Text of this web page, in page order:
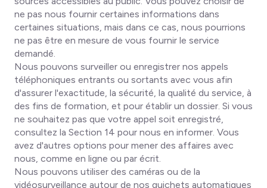
ne pas nous fournir certaines informations dans
certaines situations, mais dans ce cas, nous pourrions
ne pas être en mesure de vous fournir le service
demandé.
Nous pouvons surveiller ou enregistrer nos appels
téléphoniques entrants ou sortants avec vous afin
d'assurer l'exactitude, la sécurité, la qualité du service, à
des fins de formation, et pour établir un dossier. Si vous
ne souhaitez pas que votre appel soit enregistré,
consultez la Section 14 pour nous en informer. Vous
avez d'autres options pour mener des affaires avec
nous, comme en ligne ou par écrit.
Nous pouvons utiliser des caméras ou de la
vidéosurveillance autour de nos guichets automatiques